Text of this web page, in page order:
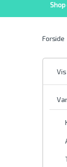
Forside